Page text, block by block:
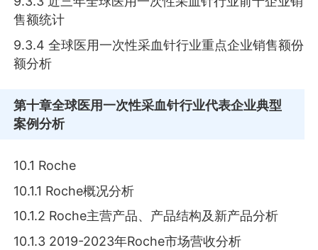
售额统计
9.3.4 全球医用一次性采血针行业重点企业销售额份
额分析
第十章全球医用一次性采血针行业代表企业典型
案例分析
10.1 Roche
10.1.1 Roche概况分析
10.1.2 Roche主营产品、产品结构及新产品分析
10.1.3 2019-2023年Roche市场营收分析